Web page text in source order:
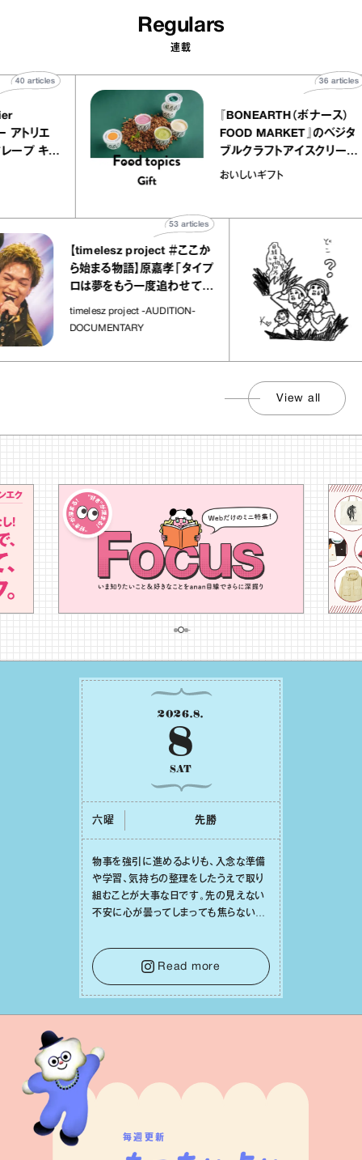
Regulars
連載
atelier
リー アトリエ
ルクレープ キャ
40articles
『BONEARTH（ボナー
FOOD MARKET』の
ブルクラフトアイスク
｜真野知子の「おいし
おいしいギフト
36
【timelesz project ＃ここか
ら始まる物語】原嘉孝「タイプ
ロは夢をもう一度追わせてく
れた場所」
timelesz project -AUDITION-
DOCUMENTARY
articles
View all
2026.8.
8
SAT
六曜 先勝
物事を強引に進めるよりも、⼊念な準備
や学習、気持ちの整理をしたうえで取り
組むことが⼤事な⽇です。先の⾒えない
不安に⼼が曇ってしまっても焦らない
⾝や疲れていそうな⼈をいたわることに
時間を使いましょう。ここでしっかりとエ
ネルギーを蓄え、困難を乗り越える⼒に
変えましょう。
Read more
毎週更新